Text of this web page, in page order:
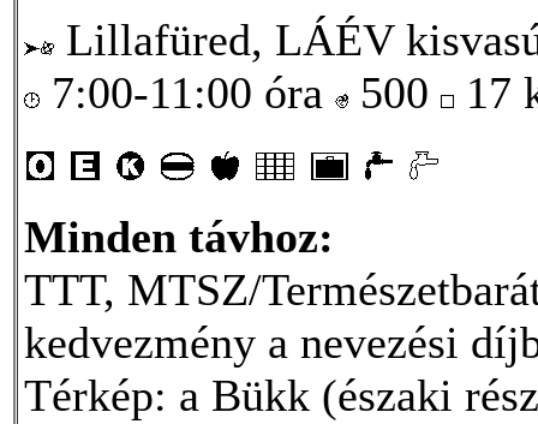
Lillafüred, LÁÉV
7:00-11:00 óra
500 17
Minden távhoz:
TTT, MTSZ/
kedvezmény a nevezési
Térkép: a Bükk (északi